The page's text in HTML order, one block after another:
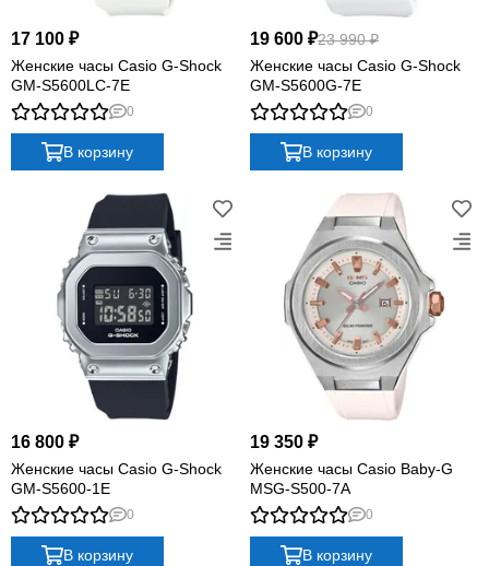
17 100 ₽
Женские часы Casio G-Shock
GM-S5600LC-7E
0
В корзину
19 600 ₽23 990 ₽
Женские часы Casio G-Shock
GM-S5600G-7E
0
В корзину
16 800 ₽
Женские часы Casio G-Shock
GM-S5600-1E
0
В корзину
19 350 ₽
Женские часы Casio Baby-G
MSG-S500-7A
0
В корзину